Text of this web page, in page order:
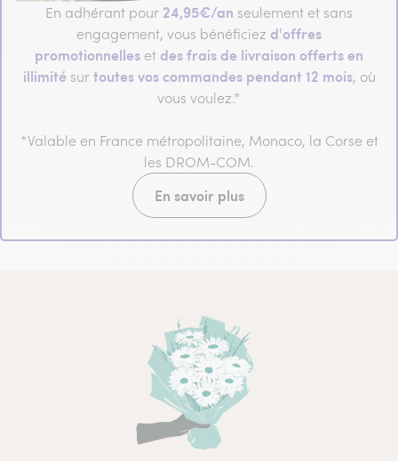
En adhérant pour 24,95€/an seulement et sans
engagement, vous bénéficiez d'offres
promotionnelles et des frais de livraison offerts en
illimité surtoutes vos commandes pendant 12 mois, où
vous voulez.*
*Valable en France métropolitaine, Monaco, la Corse et
les DROM-COM.
En savoir plus